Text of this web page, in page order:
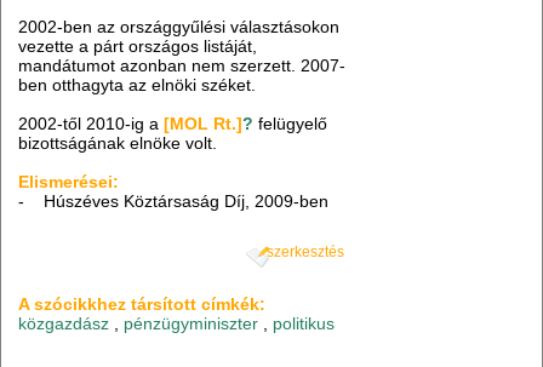
2002-ben az országgyűlési választásokon
vezette a párt országos listáját,
mandátumot azonban nem szerzett. 2007-
ben otthagyta az elnöki széket.
2002-től 2010-ig a[MOL Rt.]? felügyelő
bizottságának elnöke volt.
Elismerései:
- Húszéves Köztársaság Díj, 2009-ben
szerkesztés
A szócikkhez társított címkék:
közgazdász
pénzügyminiszter politikus